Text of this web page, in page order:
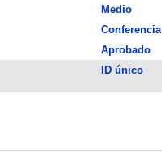
Medio
Conferencia
Aprobado
ID único